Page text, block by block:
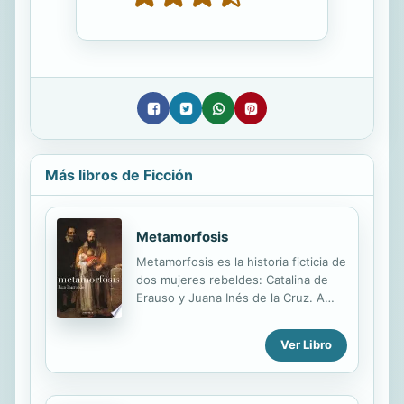
Más libros de Ficción
Metamorfosis
Metamorfosis es la historia ficticia de
dos mujeres rebeldes: Catalina de
Erauso y Juana Inés de la Cruz. A
y en Las Indias- las dos luchan por la
libertad en una sociedad que les
impide ser ellas mismas. Durante el
Ver Libro